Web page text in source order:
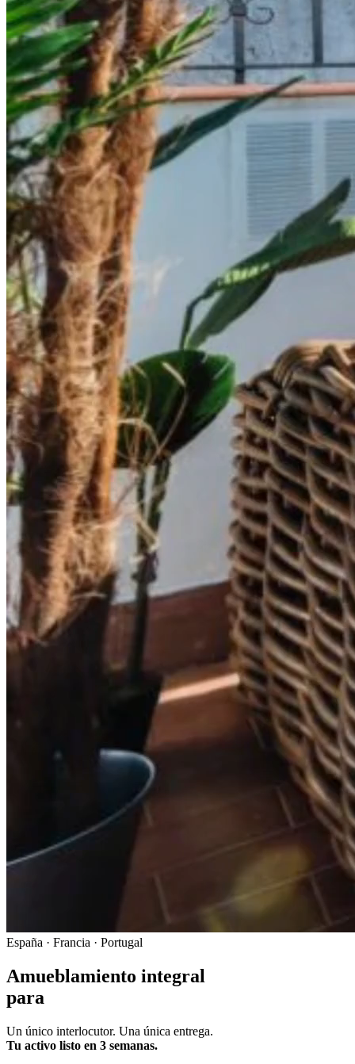
España · Francia · Portugal
Amueblamiento integral
para
Un único interlocutor. Una única entrega.
Tu activo listo en 3 semanas.